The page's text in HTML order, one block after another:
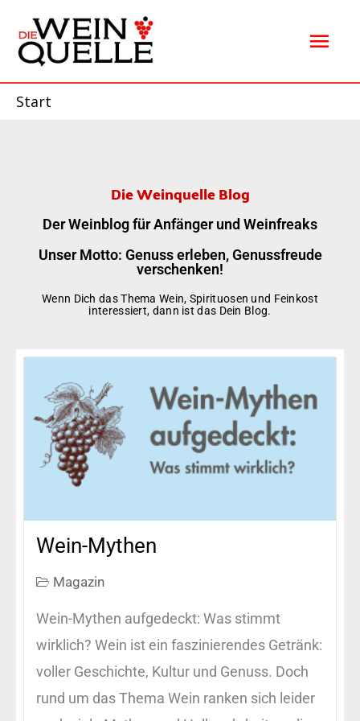
Inhalt
springen
Start
Die Weinquelle Blog
Der Weinblog für Anfänger und Weinfreaks
Unser Motto: Genuss erleben, Genussfreude
verschenken!
Wenn Dich das Thema Wein, Spirituosen und Feinkost
interessiert, dann ist das Dein Blog.
Wein-Mythen
Magazin
Wein-Mythen aufgedeckt: Was stimmt
wirklich? Wein ist ein faszinierendes Getränk:
voller Geschichte, Kultur und Genuss. Doch
rund um das Thema Wein ranken sich leider